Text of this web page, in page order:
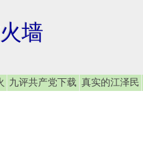
墙
九评共产党下载 真实的江泽民